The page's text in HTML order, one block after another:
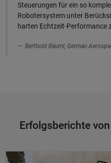
Steuerungen für ein so
Robotersystem unter
harten Echtzeit-Performance
Berthold Bäuml, German
Erfolgsberichte